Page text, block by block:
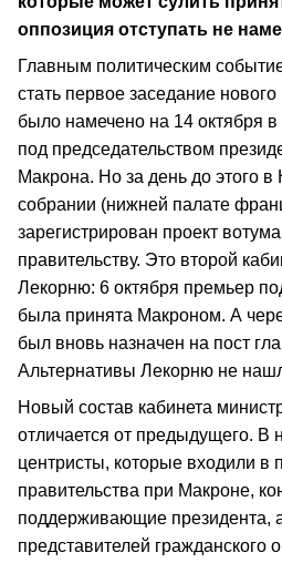
оппозиция отступать не
Главным политическим
стать первое заседание
было намечено на 14 октября
под председательством
Макрона. Но за день до этого
собрании (нижней палате
зарегистрирован проект
правительству. Это второй
Лекорню: 6 октября премьер
была принята Макроном. А
был вновь назначен на пост
Альтернативы Лекорню не
Новый состав кабинета
отличается от предыдущего. В
центристы, которые входили в
правительства при Макроне,
поддерживающие президента,
представителей гражданского